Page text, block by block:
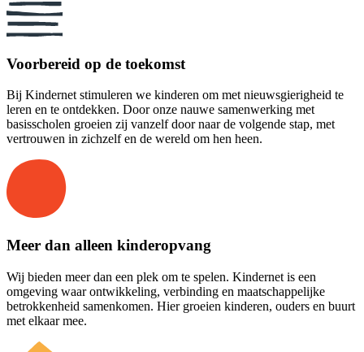
Voorbereid op de toekomst
Bij Kindernet stimuleren we kinderen om met nieuwsgierigheid te
leren en te ontdekken. Door onze nauwe samenwerking met
basisscholen groeien zij vanzelf door naar de volgende stap, met
vertrouwen in zichzelf en de wereld om hen heen.
Meer dan alleen kinderopvang
Wij bieden meer dan een plek om te spelen. Kindernet is een
omgeving waar ontwikkeling, verbinding en maatschappelijke
betrokkenheid samenkomen. Hier groeien kinderen, ouders en buurt
met elkaar mee.